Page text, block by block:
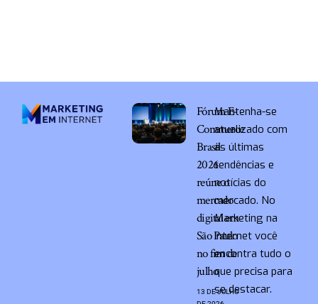
Fórum E-
Commerce
Brasil
2026
reúne o
mercado
digital em
São Paulo
no fim de
julho
13 DE JULHO
Mantenha-se
atualizado com
as últimas
tendências e
notícias do
mercado. No
Marketing na
Internet você
encontra tudo o
que precisa para
se destacar.